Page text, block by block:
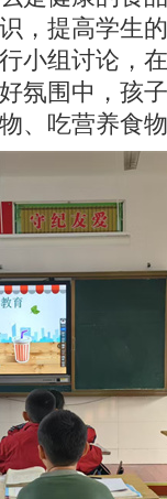
，提高学生
小组讨论，
氛围中，孩
、吃营养食